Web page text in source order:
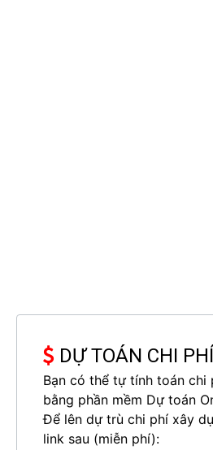
DỰ TOÁN CHI PHÍ
Bạn có thể tự tính toán chi
bằng phần mềm Dự toán
Để lên dự trù chi phí xây
link sau (miễn phí):